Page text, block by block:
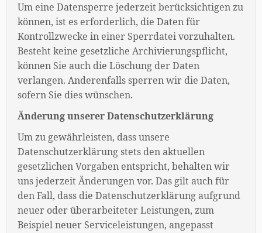
Um eine Datensperre jederzeit berücksichtigen zu
können, ist es erforderlich, die Daten für
Kontrollzwecke in einer Sperrdatei vorzuhalten.
Besteht keine gesetzliche Archivierungspflicht,
können Sie auch die Löschung der Daten
verlangen. Anderenfalls sperren wir die Daten,
sofern Sie dies wünschen.
Änderung unserer Datenschutzerklärung
Um zu gewährleisten, dass unsere
Datenschutzerklärung stets den aktuellen
gesetzlichen Vorgaben entspricht, behalten wir
uns jederzeit Änderungen vor. Das gilt auch für
den Fall, dass die Datenschutzerklärung aufgrund
neuer oder überarbeiteter Leistungen, zum
Beispiel neuer Serviceleistungen, angepasst